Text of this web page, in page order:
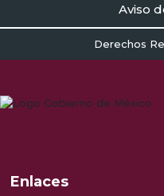
Aviso
Derechos
Enlaces